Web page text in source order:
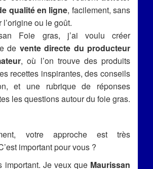
qualité en ligne, facilement, sans
ou le goût.
Foie gras, j’ai voulu créer
de vente directe du producteur
, où l’on trouve des produits
recettes inspirantes, des conseils
et une rubrique de réponses
les questions autour du foie gras.
votre approche est très
important pour vous ?
important. Je veux que Maurissan